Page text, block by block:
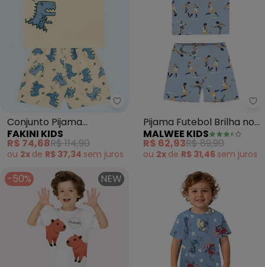
Fakini Kids - Conjunto Pijama
Conjunto Pijama
Camiseta e Bermuda
(Amarelo)
FAKINI KIDS
R$ 74,68R$ 114,90
ou 2x de R$ 37,34 sem juros
Pijama Futebol Brilha no
Escuro (Azul Claro)
MALWEE KIDS
R$ 62,93R$ 89,90
ou 2x de R$ 31,46 sem juros
-50% NEW